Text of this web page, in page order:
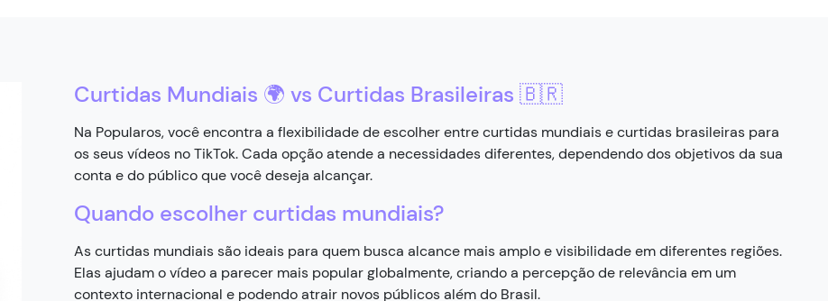
Curtidas Mundiais 🌍 vs Curtidas Brasileiras 🇧🇷
Na Popularos, você encontra a flexibilidade de escolher entre curtidas mundiais e curtidas brasileiras para
os seus vídeos no TikTok. Cada opção atende a necessidades diferentes, dependendo dos objetivos da sua
conta e do público que você deseja alcançar.
Quando escolher curtidas mundiais?
As curtidas mundiais são ideais para quem busca alcance mais amplo e visibilidade em diferentes regiões.
Elas ajudam o vídeo a parecer mais popular globalmente, criando a percepção de relevância em um
contexto internacional e podendo atrair novos públicos além do Brasil.